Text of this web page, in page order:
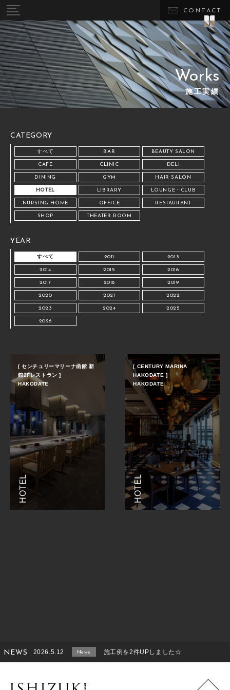
CONTACT
Works
施工実績
CATEGORY
すべて BAR BEAUTY SALON
CAFE CLINIC DELI
DINING GYM HAIR SALON
HOTEL LIBRARY LOUNGE・CLUB
NURSING HOME OFFICE RESTAURANT
SHOP THEATER ROOM
YEAR
すべて 2011 2013
2014 2015 2016
2017 2018 2019
2020 2021 2022
2023 2024 2025
2026
[ センチュリーマリーナ函館 新
館2Fレストラン ]
HAKODATE
HOTEL
[ CENTURY MARINA
HAKODATE ]
HAKODATE
HOTEL
NEWS 2026.5.12 News 施工例を2件UPしました☆